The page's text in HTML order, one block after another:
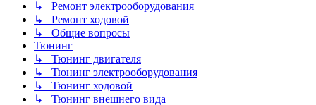
↳ Ремонт электрооборудования
↳ Ремонт ходовой
↳ Общие вопросы
Тюнинг
↳ Тюнинг двигателя
↳ Тюнинг электрооборудования
↳ Тюнинг ходовой
↳ Тюнинг внешнего вида